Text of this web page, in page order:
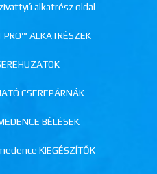
alkatrész oldal
ALKATRÉSZEK
CSEREPÁRNÁK
BÉLÉSEK
KIEGÉSZÍTŐK